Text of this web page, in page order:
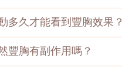
多久才能看到豐胸效果？
豐胸有副作用嗎？